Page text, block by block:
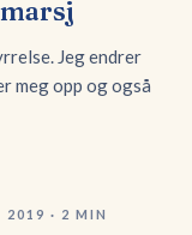
Jeg endrer
meg opp og også
2019 · 2 MIN